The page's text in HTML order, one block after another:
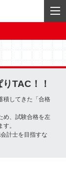
TAC！！
積してきた「合格
め、試験合格を左
。
計士を目指すな